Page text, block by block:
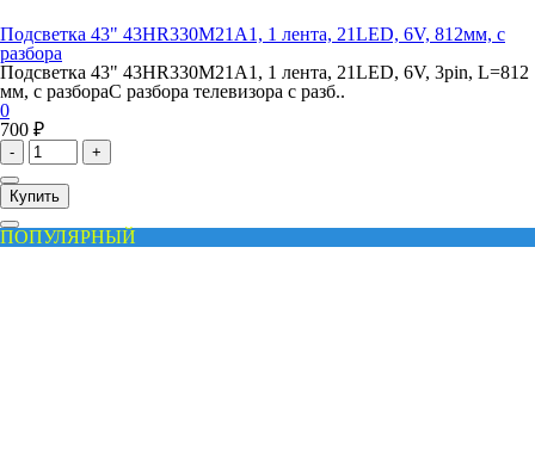
Подсветка 43" 43HR330M21A1, 1 лента, 21LED, 6V, 812мм, с
разбора
Подсветка 43" 43HR330M21A1, 1 лента, 21LED, 6V, 3pin, L=812
мм, с разбораС разбора телевизора с разб..
0
700 ₽
- +
Купить
ПОПУЛЯРНЫЙ